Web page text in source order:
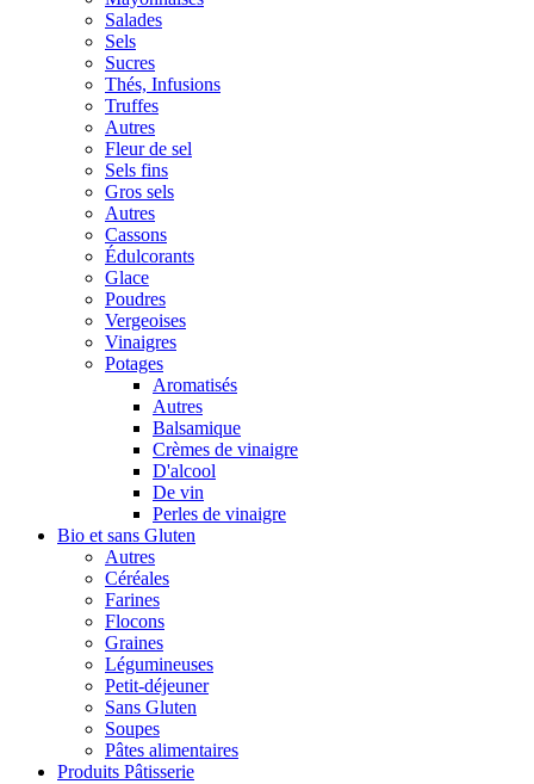
Salades
Sels
Sucres
Thés, Infusions
Truffes
Autres
Fleur de sel
Sels fins
Gros sels
Autres
Cassons
Édulcorants
Glace
Poudres
Vergeoises
Vinaigres
Potages
Aromatisés
Autres
Balsamique
Crèmes de vinaigre
D'alcool
De vin
Perles de vinaigre
Bio et sans Gluten
Autres
Céréales
Farines
Flocons
Graines
Légumineuses
Petit-déjeuner
Sans Gluten
Soupes
Pâtes alimentaires
Produits Pâtisserie